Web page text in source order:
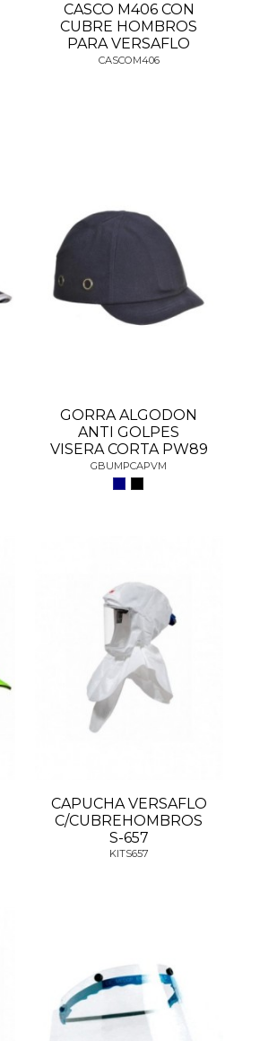
CASCO M406 CON
CUBRE HOMBROS
PARA VERSAFLO
CASCOM406
GORRA ALGODON
ANTI GOLPES
VISERA CORTA PW89
GBUMPCAPVM
CAPUCHA VERSAFLO
C/CUBREHOMBROS
S-657
KITS657